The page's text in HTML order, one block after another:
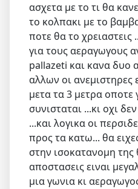
ασχετα με το τι θα
το κολπακι με το
ποτε θα το χρειαστεις
για τους αεραγωγους
pallazeti και κανα δυο
αλλων οι ανεμιστηρες
μετα τα 3 μετρα οποτε
συνισταται ...κι οχι
...και λογικα οι
προς τα κατω... θα
στην ισοκατανομη
αποστασεις ειναι
μια γωνια κι